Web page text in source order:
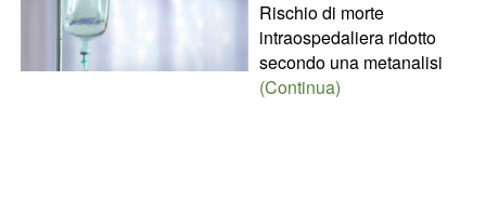
Rischio di morte
intraospedaliera ridotto
secondo una metanalisi
(Continua)